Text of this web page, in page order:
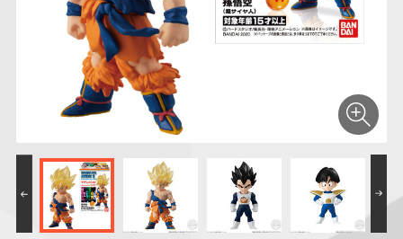
PROJECT R.E.D.・
スーパー戦隊シリー
ズ
ポケットモンスター
ーズ
つりグミ